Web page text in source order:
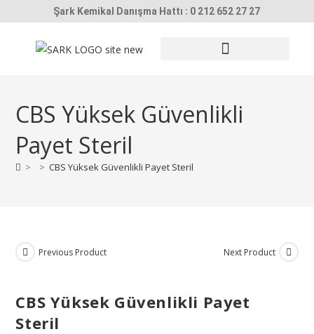
Şark Kemikal Danışma Hattı : 0 212 652 27 27
CBS Yüksek Güvenlikli
Payet Steril
> > CBS Yüksek Güvenlikli Payet Steril
Previous Product Next Product
CBS Yüksek Güvenlikli Payet
Steril